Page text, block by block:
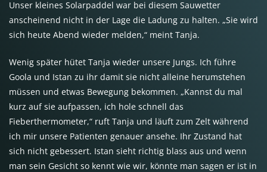
Unser kleines Solarpaddel war bei diesem Sauwetter
anscheinend nicht in der Lage die Ladung zu halten. „Sie wird
sich heute Abend wieder melden,“ meint Tanja.
Wenig später hütet Tanja wieder unsere Jungs. Ich führe
Goola und Istan zu ihr damit sie nicht alleine herumstehen
müssen und etwas Bewegung bekommen. „Kannst du mal
kurz auf sie aufpassen, ich hole schnell das
Fieberthermometer,“ ruft Tanja und läuft zum Zelt während
ich mir unsere Patienten genauer ansehe. Ihr Zustand hat
sich nicht gebessert. Istan sieht richtig blass aus und wenn
man sein Gesicht so kennt wie wir, könnte man sagen er ist in